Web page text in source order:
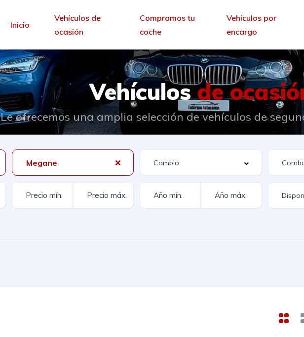
Inicio
Vehículos de
ocasión
Compramos tu
coche
Vehículos por
encargo
Vehículosde
Le ofrecemos una amplia selección de vehículos de
Megane